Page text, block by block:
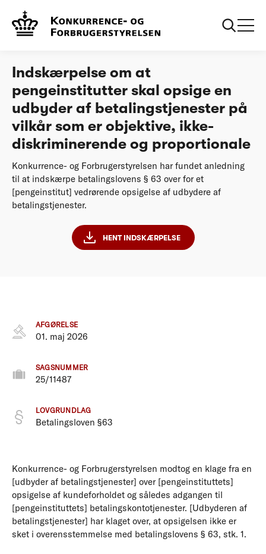
Afgørelser
en udbyder af betalingstjenester
Indskærpelse om at
pengeinstitutter skal opsige en
udbyder af betalingstjenester på
vilkår som er objektive, ikke-
diskriminerende og proportionale
Konkurrence- og Forbrugerstyrelsen har fundet anledning
til at indskærpe betalingslovens § 63 over for et
[pengeinstitut] vedrørende opsigelse af udbydere af
betalingstjenester.
HENT INDSKÆRPELSE
AFGØRELSE
01. maj 2026
SAGSNUMMER
25/11487
LOVGRUNDLAG
Betalingsloven §63
Konkurrence- og Forbrugerstyrelsen modtog en klage fra en
[udbyder af betalingstjenester] over [pengeinstituttets]
opsigelse af kundeforholdet og således adgangen til
[pengeinstituttets] betalingskontotjenester. [Udbyderen af
betalingstjenester] har klaget over, at opsigelsen ikke er
sket i overensstemmelse med betalingslovens § 63, stk. 1.